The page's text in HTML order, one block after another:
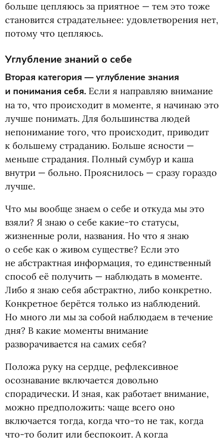
больше цепляюсь за приятное — тем это тоже
становится страдательнее: удовлетворения нет,
потому что цепляюсь.
Углубление знаний о себе
Вторая категория — углубление знания
и понимания себя. Если я направляю внимание
на то, что происходит в моменте, я начинаю это
лучше понимать. Для большинства людей
непонимание того, что происходит, приводит
к большему страданию. Больше ясности —
меньше страдания. Полный сумбур и каша
внутри — больно. Прояснилось — сразу гораздо
лучше.
Что мы вообще знаем о себе и откуда мы это
взяли? Я знаю о себе какие-то статусы,
жизненные роли, названия. Но что я знаю
о себе как о живом существе? Если это
не абстрактная информация, то единственный
способ её получить — наблюдать в моменте.
Либо я знаю себя абстрактно, либо конкретно.
Конкретное берётся только из наблюдений.
Но много ли мы за собой наблюдаем в течение
дня? В какие моменты внимание
разворачивается на самих себя?
Положа руку на сердце, рефлексивное
осознавание включается довольно
спорадически. И зная, как работает внимание,
можно предположить: чаще всего оно
включается тогда, когда что-то не так, когда
что-то болит или беспокоит. А когда